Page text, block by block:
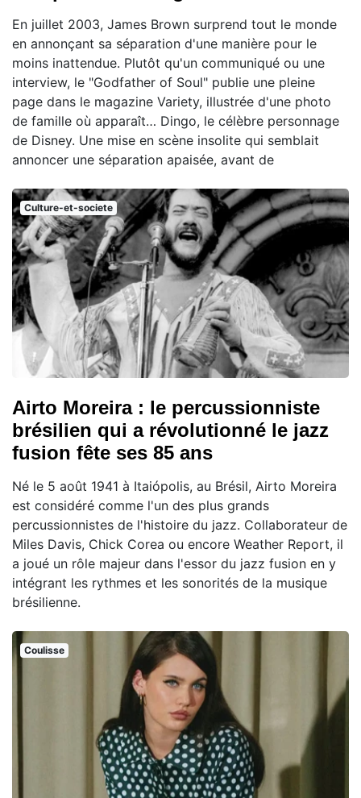
En juillet 2003, James Brown surprend tout le monde
en annonçant sa séparation d'une manière pour le
moins inattendue. Plutôt qu'un communiqué ou une
interview, le "Godfather of Soul" publie une pleine
page dans le magazine Variety, illustrée d'une photo
de famille où apparaît… Dingo, le célèbre personnage
de Disney. Une mise en scène insolite qui semblait
annoncer une séparation apaisée, avant de
Culture-et-societe
Airto Moreira : le percussionniste
brésilien qui a révolutionné le jazz
fusion fête ses 85 ans
Né le 5 août 1941 à Itaiópolis, au Brésil, Airto Moreira
est considéré comme l'un des plus grands
percussionnistes de l'histoire du jazz. Collaborateur de
Miles Davis, Chick Corea ou encore Weather Report, il
a joué un rôle majeur dans l'essor du jazz fusion en y
intégrant les rythmes et les sonorités de la musique
brésilienne.
Coulisse